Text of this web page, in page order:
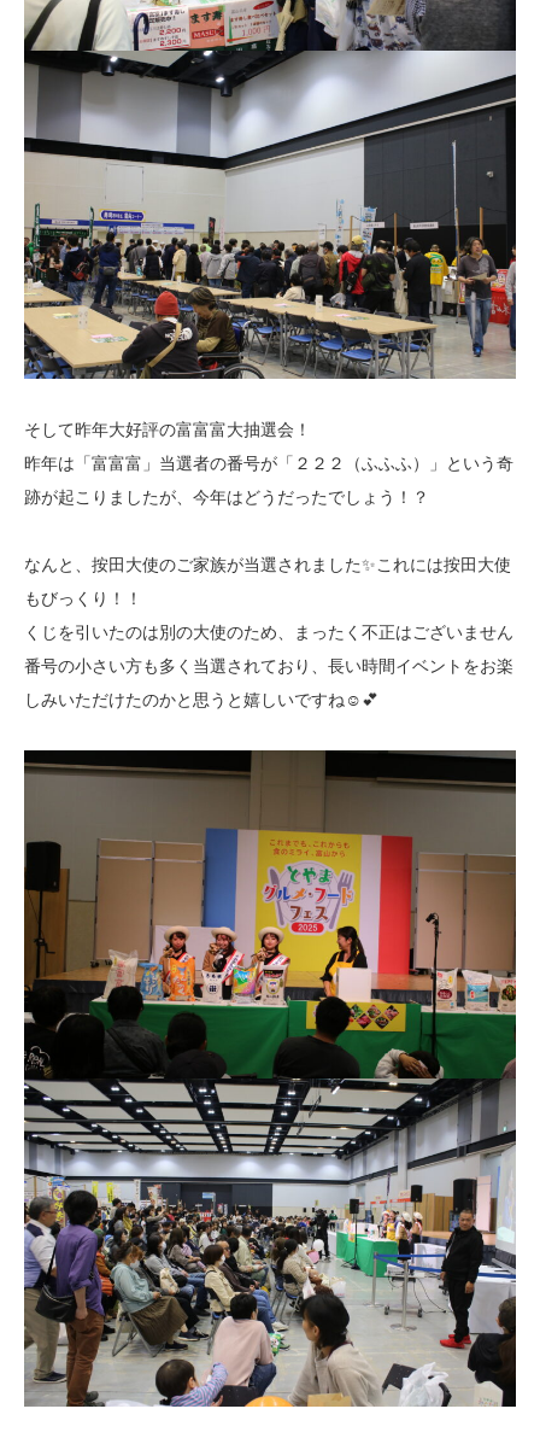
そして昨年大好評の富富富大抽選会！
昨年は「富富富」当選者の番号が「２２２（ふふふ）」という奇
跡が起こりましたが、今年はどうだったでしょう！？
なんと、按田大使のご家族が当選されました✨これには按田大使
もびっくり！！
くじを引いたのは別の大使のため、まったく不正はございません
番号の小さい方も多く当選されており、長い時間イベントをお楽
しみいただけたのかと思うと嬉しいですね☺💕